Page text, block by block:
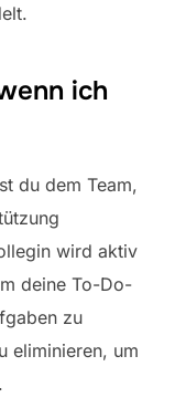
ich
du dem Team,
wird aktiv
deine To-Do-
zu
eliminieren, um